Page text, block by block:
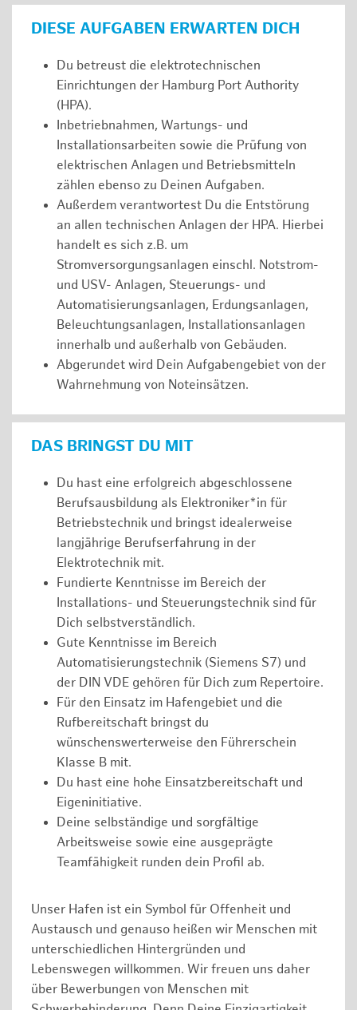
DIESE AUFGABEN ERWARTEN DICH
Du betreust die elektrotechnischen
Einrichtungen der Hamburg Port Authority
(HPA).
Inbetriebnahmen, Wartungs- und
Installationsarbeiten sowie die Prüfung von
elektrischen Anlagen und Betriebsmitteln
zählen ebenso zu Deinen Aufgaben.
Außerdem verantwortest Du die Entstörung
an allen technischen Anlagen der HPA. Hierbei
handelt es sich z.B. um
Stromversorgungsanlagen einschl. Notstrom-
und USV- Anlagen, Steuerungs- und
Automatisierungsanlagen, Erdungsanlagen,
Beleuchtungsanlagen, Installationsanlagen
innerhalb und außerhalb von Gebäuden.
Abgerundet wird Dein Aufgabengebiet von der
Wahrnehmung von Noteinsätzen.
DAS BRINGST DU MIT
Du hast eine erfolgreich abgeschlossene
Berufsausbildung als Elektroniker*in für
Betriebstechnik und bringst idealerweise
langjährige Berufserfahrung in der
Elektrotechnik mit.
Fundierte Kenntnisse im Bereich der
Installations- und Steuerungstechnik sind für
Dich selbstverständlich.
Gute Kenntnisse im Bereich
Automatisierungstechnik (Siemens S7) und
der DIN VDE gehören für Dich zum Repertoire.
Für den Einsatz im Hafengebiet und die
Rufbereitschaft bringst du
wünschenswerterweise den Führerschein
Klasse B mit.
Du hast eine hohe Einsatzbereitschaft und
Eigeninitiative.
Deine selbständige und sorgfältige
Arbeitsweise sowie eine ausgeprägte
Teamfähigkeit runden dein Profil ab.
Unser Hafen ist ein Symbol für Offenheit und
Austausch und genauso heißen wir Menschen mit
unterschiedlichen Hintergründen und
Lebenswegen willkommen. Wir freuen uns daher
über Bewerbungen von Menschen mit